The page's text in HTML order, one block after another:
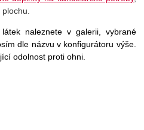
naleznete v galerii, vybrané
dle názvu v konfigurátoru výše.
odolnost proti ohni.